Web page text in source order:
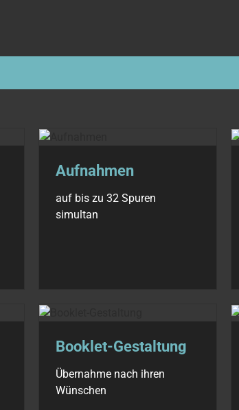
Aufnahmen
auf bis zu 32 Spuren
simultan
Booklet-Gestaltung
Übernahme nach ihren
Wünschen